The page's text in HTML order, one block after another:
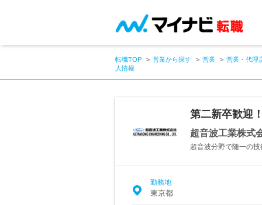
転職TOP 営業から探す 営業
営業・代理
人情報
第二新卒歓迎
超音波工業株式
超音波分野で随一の
勤務地
東京都